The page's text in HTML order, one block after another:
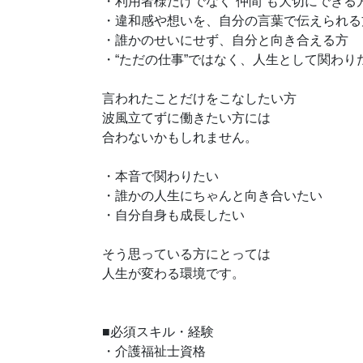
・違和感や想いを、自分の言葉で伝えられ
・誰かのせいにせず、自分と向き合える方
・“ただの仕事”ではなく、人生として関わり
言われたことだけをこなしたい方
波風立てずに働きたい方には
合わないかもしれません。
・本音で関わりたい
・誰かの人生にちゃんと向き合いたい
・自分自身も成長したい
そう思っている方にとっては
人生が変わる環境です。
■必須スキル・経験
・介護福祉士資格